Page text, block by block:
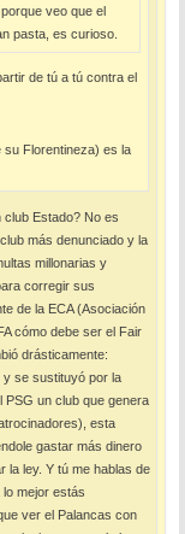
veo que el
pasta, es curioso.
de tú a tú contra el
su Florentineza) es la
Estado? No es
más denunciado y la
millonarias y
corregir sus
de la ECA (Asociación
cómo debe ser el Fair
drásticamente:
y se sustituyó por la
PSG un club que genera
esta
gastar más dinero
la ley. Y tú me hablas de
mejor estás
ver el Palancas con